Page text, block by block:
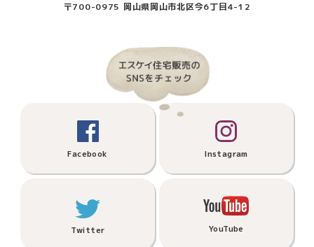
〒700-0975 岡山県岡山市北区今6丁目4-12
Facebook Instagram
Twitter YouTube